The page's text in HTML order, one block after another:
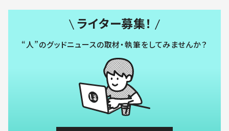
ライター募集！
“人”のグッドニュースの取材・執筆をしてみませんか？